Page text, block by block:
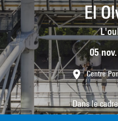
El
05
Centre
Dans le